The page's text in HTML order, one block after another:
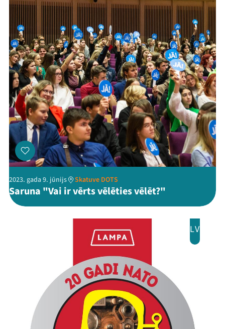
Jaunumi
Ziedo
Veikals
Kontakti
ThreadsFacebookYoutube
X Instagram
Flick TikTok
2023. gada 9. jūnijs Skatuve DOTS
Saruna "Vai ir vērts vēlēties vēlēt?"
LV